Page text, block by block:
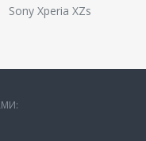
Sony Xperia XZs